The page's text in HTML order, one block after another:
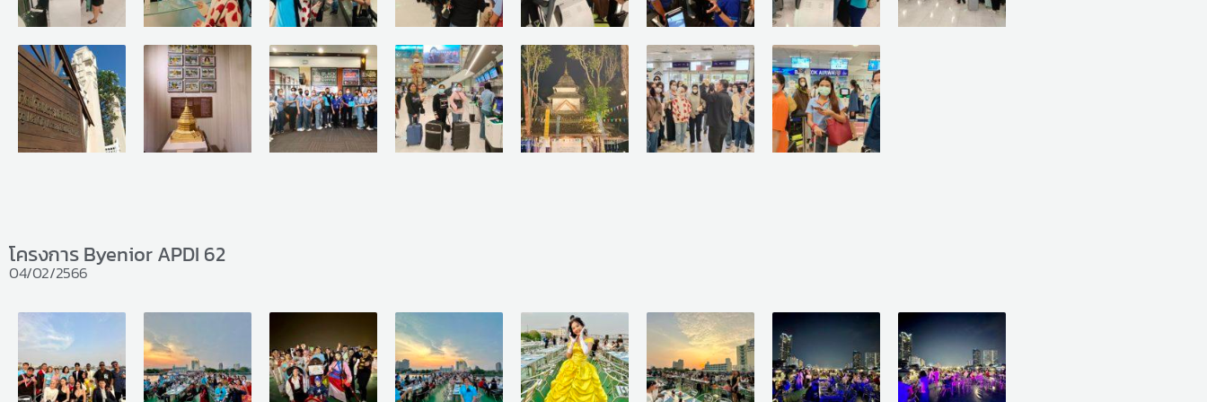
โครงการ Byenior APDI 62
04/02/2566